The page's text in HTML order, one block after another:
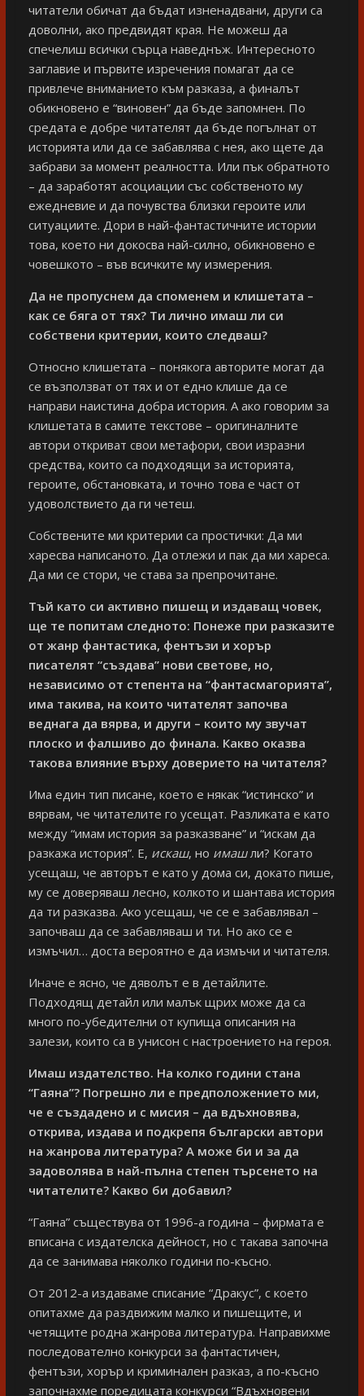
читатели обичат да бъдат изненадвани, други са
доволни, ако предвидят края. Не можеш да
спечелиш всички сърца наведнъж. Интересното
заглавие и първите изречения помагат да се
привлече вниманието към разказа, а финалът
обикновено е “виновен” да бъде запомнен. По
средата е добре читателят да бъде погълнат от
историята или да се забавлява с нея, ако щете да
забрави за момент реалността. Или пък обратното
– да заработят асоциации със собственото му
ежедневие и да почувства близки героите или
ситуациите. Дори в най-фантастичните истории
това, което ни докосва най-силно, обикновено е
човешкото – във всичките му измерения.
Да не пропуснем да споменем и клишетата –
как се бяга от тях? Ти лично имаш ли си
собствени критерии, които следваш?
Относно клишетата – понякога авторите могат да
се възползват от тях и от едно клише да се
направи наистина добра история. А ако говорим за
клишетата в самите текстове – оригиналните
автори откриват свои метафори, свои изразни
средства, които са подходящи за историята,
героите, обстановката, и точно това е част от
удоволствието да ги четеш.
Собствените ми критерии са простички: Да ми
харесва написаното. Да отлежи и пак да ми хареса.
Да ми се стори, че става за препрочитане.
Тъй като си активно пишещ и издаващ човек,
ще те попитам следното: Понеже при разказите
от жанр фантастика, фентъзи и хорър
писателят “създава” нови светове, но,
независимо от степента на “фантасмагорията”,
има такива, на които читателят започва
веднага да вярва, и други – които му звучат
плоско и фалшиво до финала. Какво оказва
такова влияние върху доверието на читателя?
Има един тип писане, което е някак “истинско” и
вярвам, че читателите го усещат. Разликата е като
между “имам история за разказване” и “искам да
разкажа история”. Е, искаш, но имашли? Когато
усещаш, че авторът е като у дома си, докато пише,
му се доверяваш лесно, колкото и шантава история
да ти разказва. Ако усещаш, че се е забавлявал –
започваш да се забавляваш и ти. Но ако се е
измъчил… доста вероятно е да измъчи и читателя.
Иначе е ясно, че дяволът е в детайлите.
Подходящ детайл или малък щрих може да са
много по-убедителни от купища описания на
залези, които са в унисон с настроението на героя.
Имаш издателство. На колко години стана
“Гаяна”? Погрешно ли е предположението ми,
че е създадено и с мисия – да вдъхновява,
открива, издава и подкрепя български автори
на жанрова литература? А може би и за да
задоволява в най-пълна степен търсенето на
читателите? Какво би добавил?
“Гаяна” съществува от 1996-а година – фирмата е
вписана с издателска дейност, но с такава започна
да се занимава няколко години по-късно.
От 2012-а издаваме списание “Дракус”, с което
опитахме да раздвижим малко и пишещите, и
четящите родна жанрова литература. Направихме
последователно конкурси за фантастичен,
фентъзи, хорър и криминален разказ, а по-късно
започнахме поредицата конкурси “Вдъхновени